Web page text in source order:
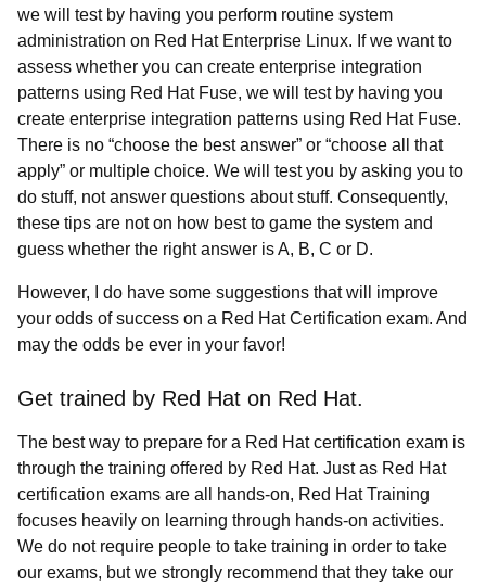
we will test by having you perform routine system
administration on Red Hat Enterprise Linux. If we want to
assess whether you can create enterprise integration
patterns using Red Hat Fuse, we will test by having you
create enterprise integration patterns using Red Hat Fuse.
There is no “choose the best answer” or “choose all that
apply” or multiple choice. We will test you by asking you to
do stuff, not answer questions about stuff. Consequently,
these tips are not on how best to game the system and
guess whether the right answer is A, B, C or D.
However, I do have some suggestions that will improve
your odds of success on a Red Hat Certification exam. And
may the odds be ever in your favor!
Get trained by Red Hat on Red Hat.
The best way to prepare for a Red Hat certification exam is
through the training offered by Red Hat. Just as Red Hat
certification exams are all hands-on, Red Hat Training
focuses heavily on learning through hands-on activities.
We do not require people to take training in order to take
our exams, but we strongly recommend that they take our